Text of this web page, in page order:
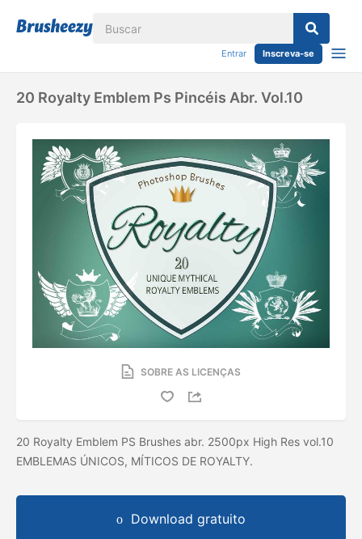
Entrar Inscreva-se
20 Royalty Emblem Ps Pincéis Abr. Vol.10
SOBRE AS LICENÇAS
20 Royalty Emblem PS Brushes abr. 2500px High Res vol.10
EMBLEMAS ÚNICOS, MÍTICOS DE ROYALTY.
Download gratuito